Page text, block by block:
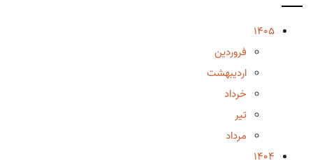
1405
فروردین
اردیبهشت
خرداد
تیر
مرداد
1404